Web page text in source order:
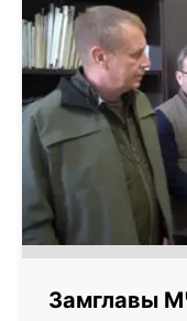
Замглавы